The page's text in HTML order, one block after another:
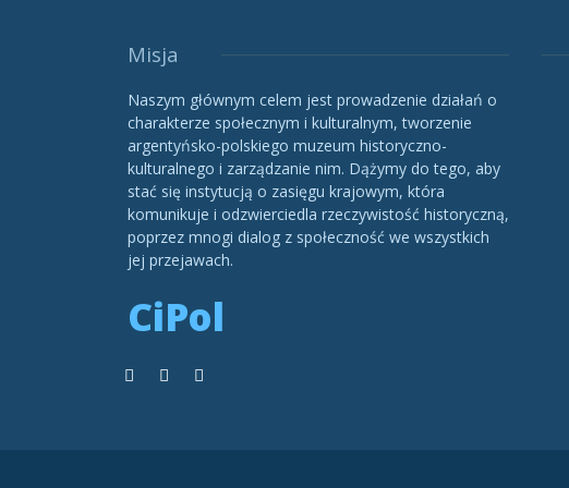
Misja
Naszym głównym celem jest prowadzenie działań o
charakterze społecznym i kulturalnym, tworzenie
argentyńsko-polskiego muzeum historyczno-
kulturalnego i zarządzanie nim. Dążymy do tego, aby
stać się instytucją o zasięgu krajowym, która
komunikuje i odzwierciedla rzeczywistość historyczną,
poprzez mnogi dialog z społeczność we wszystkich
jej przejawach.
CiPol